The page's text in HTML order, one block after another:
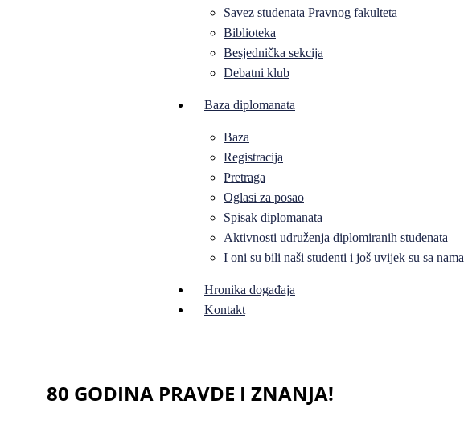
Savez studenata Pravnog fakulteta
Biblioteka
Besjednička sekcija
Debatni klub
Baza diplomanata
Baza
Registracija
Pretraga
Oglasi za posao
Spisak diplomanata
Aktivnosti udruženja diplomiranih studenata
I oni su bili naši studenti i još uvijek su sa nama
Hronika događaja
Kontakt
80 GODINA PRAVDE I ZNANJA!